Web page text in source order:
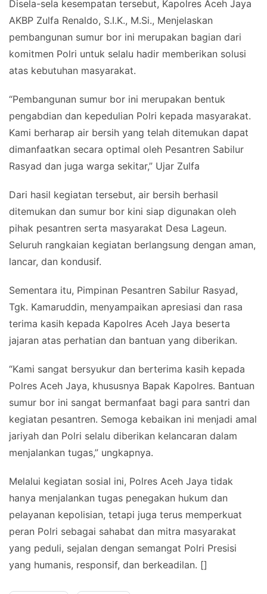
Disela-sela kesempatan tersebut, Kapolres Aceh Jaya
AKBP Zulfa Renaldo, S.I.K., M.Si., Menjelaskan
pembangunan sumur bor ini merupakan bagian dari
komitmen Polri untuk selalu hadir memberikan solusi
atas kebutuhan masyarakat.
“Pembangunan sumur bor ini merupakan bentuk
pengabdian dan kepedulian Polri kepada masyarakat.
Kami berharap air bersih yang telah ditemukan dapat
dimanfaatkan secara optimal oleh Pesantren Sabilur
Rasyad dan juga warga sekitar,” Ujar Zulfa
Dari hasil kegiatan tersebut, air bersih berhasil
ditemukan dan sumur bor kini siap digunakan oleh
pihak pesantren serta masyarakat Desa Lageun.
Seluruh rangkaian kegiatan berlangsung dengan aman,
lancar, dan kondusif.
Sementara itu, Pimpinan Pesantren Sabilur Rasyad,
Tgk. Kamaruddin, menyampaikan apresiasi dan rasa
terima kasih kepada Kapolres Aceh Jaya beserta
jajaran atas perhatian dan bantuan yang diberikan.
“Kami sangat bersyukur dan berterima kasih kepada
Polres Aceh Jaya, khususnya Bapak Kapolres. Bantuan
sumur bor ini sangat bermanfaat bagi para santri dan
kegiatan pesantren. Semoga kebaikan ini menjadi amal
jariyah dan Polri selalu diberikan kelancaran dalam
menjalankan tugas,” ungkapnya.
Melalui kegiatan sosial ini, Polres Aceh Jaya tidak
hanya menjalankan tugas penegakan hukum dan
pelayanan kepolisian, tetapi juga terus memperkuat
peran Polri sebagai sahabat dan mitra masyarakat
yang peduli, sejalan dengan semangat Polri Presisi
yang humanis, responsif, dan berkeadilan. []